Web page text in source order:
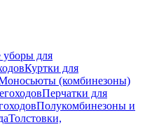
уборы для
Куртки для
(комбинезоны)
Перчатки для
Полукомбинезоны и
Толстовки,